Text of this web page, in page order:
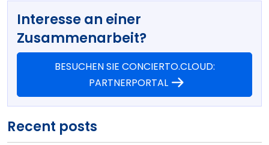
Interesse an einer
Zusammenarbeit?
BESUCHEN SIE CONCIERTO.CLOUD:
PARTNERPORTAL
Recent posts